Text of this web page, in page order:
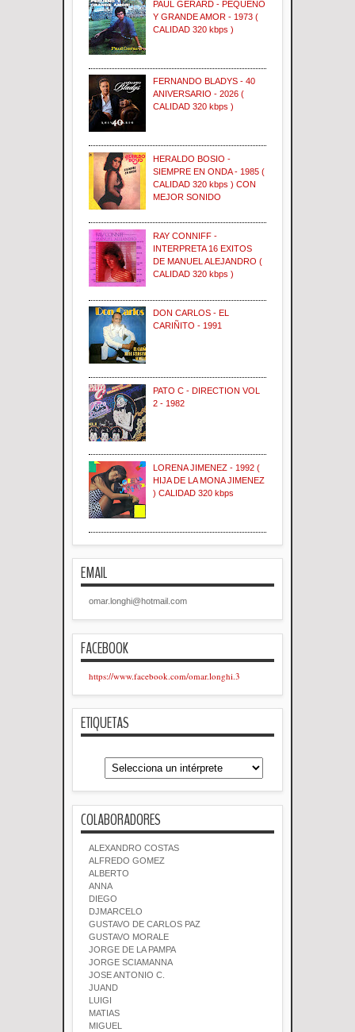
PAUL GERARD - PEQUEÑO
Y GRANDE AMOR - 1973 (
CALIDAD 320 kbps )
FERNANDO BLADYS - 40
ANIVERSARIO - 2026 (
CALIDAD 320 kbps )
HERALDO BOSIO -
SIEMPRE EN ONDA - 1985 (
CALIDAD 320 kbps ) CON
MEJOR SONIDO
RAY CONNIFF -
INTERPRETA 16 EXITOS
DE MANUEL ALEJANDRO (
CALIDAD 320 kbps )
DON CARLOS - EL
CARIÑITO - 1991
PATO C - DIRECTION VOL
2 - 1982
LORENA JIMENEZ - 1992 (
HIJA DE LA MONA JIMENEZ
) CALIDAD 320 kbps
EMAIL
omar.longhi@hotmail.com
FACEBOOK
https://www.facebook.com/omar.longhi.3
ETIQUETAS
COLABORADORES
ALEXANDRO COSTAS
ALFREDO GOMEZ
ALBERTO
ANNA
DIEGO
DJMARCELO
GUSTAVO DE CARLOS PAZ
GUSTAVO MORALE
JORGE DE LA PAMPA
JORGE SCIAMANNA
JOSE ANTONIO C.
JUAND
LUIGI
MATIAS
MIGUEL